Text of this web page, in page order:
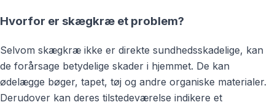
Hvorfor er skægkræ et problem?
Selvom skægkræ ikke er direkte sundhedsskadelige, kan
de forårsage betydelige skader i hjemmet. De kan
ødelægge bøger, tapet, tøj og andre organiske materialer.
Derudover kan deres tilstedeværelse indikere et